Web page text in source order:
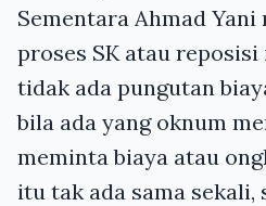
Sementara Ahmad
proses SK atau
tidak ada pungutan
bila ada yang oknum
meminta biaya atau
itu tak ada sama